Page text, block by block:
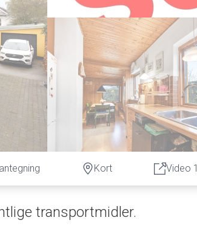
Kort Video 1
transportmidler.